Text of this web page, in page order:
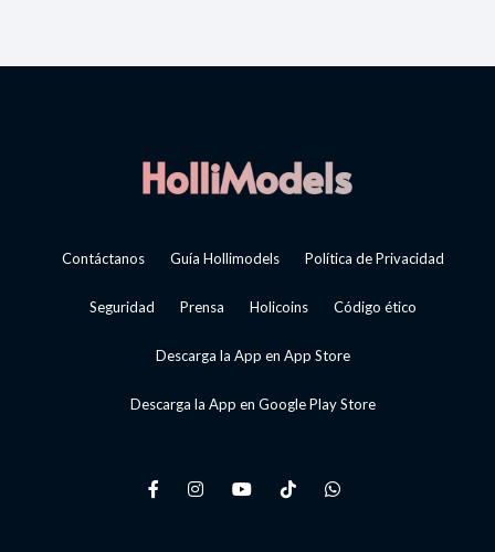
Contáctanos Guía Hollimodels Política de Privacidad
Seguridad Prensa Holicoins Código ético
Descarga la App en App Store
Descarga la App en Google Play Store